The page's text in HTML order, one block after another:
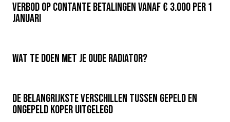
Verbod op contante betalingen vanaf € 3.000 per 1
januari
Wat te doen met je oude radiator?
De belangrijkste verschillen tussen gepeld en
ongepeld koper uitgelegd